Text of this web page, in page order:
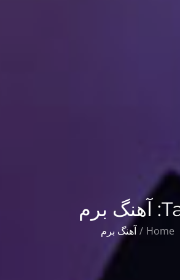
آهنگ برم
Home آهنگ برم